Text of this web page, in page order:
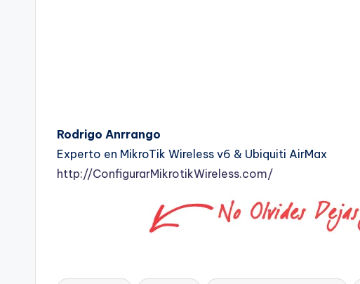
Rodrigo Anrrango
Experto en MikroTik Wireless v6 & Ubiquiti AirMax
http://ConfigurarMikrotikWireless.com/